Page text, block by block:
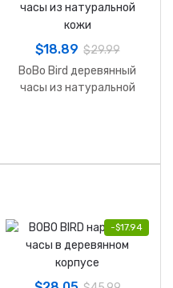
$18.89 $29.99
BoBo Bird деревянный
часы из натуральной
-$17.94